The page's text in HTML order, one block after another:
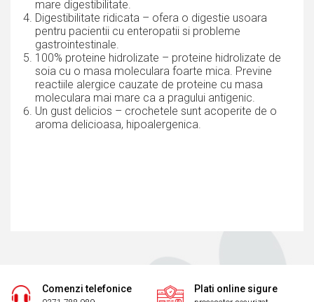
mare digestibilitate.
Digestibilitate ridicata – ofera o digestie usoara
pentru pacientii cu enteropatii si probleme
gastrointestinale.
100% proteine hidrolizate – proteine hidrolizate de
soia cu o masa moleculara foarte mica. Previne
reactiile alergice cauzate de proteine cu masa
moleculara mai mare ca a pragului antigenic.
Un gust delicios – crochetele sunt acoperite de o
aroma delicioasa, hipoalergenica.
Comenzi telefonice Plati online sigure